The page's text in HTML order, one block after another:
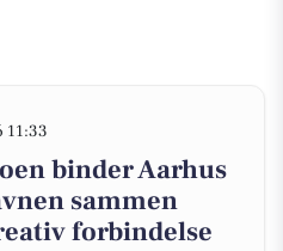
11:33
binder Aarhus
sammen
forbindelse